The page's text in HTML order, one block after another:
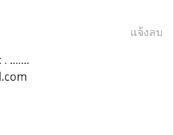
แจ้งลบ
.......